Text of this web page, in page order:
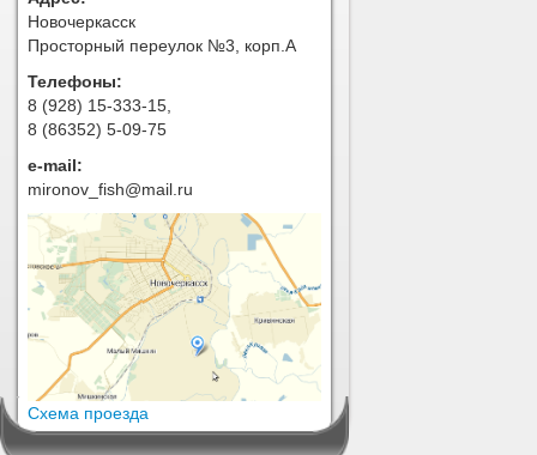
Новочеркасск
Просторный переулок №3, корп.А
Телефоны:
8 (928) 15-333-15,
8 (86352) 5-09-75
e-mail:
mironov_fish@mail.ru
Схема проезда